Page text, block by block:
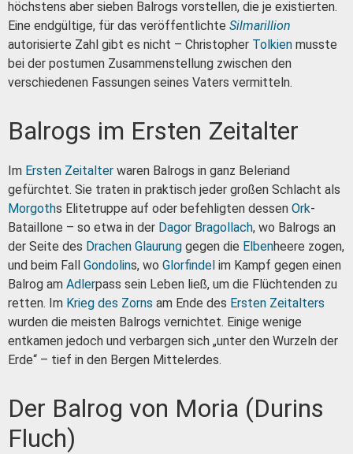
höchstens aber sieben Balrogs vorstellen, die je existierten.
Eine endgültige, für das veröffentlichte Silmarillion
autorisierte Zahl gibt es nicht – Christopher Tolkien musste
bei der postumen Zusammenstellung zwischen den
verschiedenen Fassungen seines Vaters vermitteln.
Balrogs im Ersten Zeitalter
Im Ersten Zeitalter waren Balrogs in ganz Beleriand
gefürchtet. Sie traten in praktisch jeder großen Schlacht als
Morgoths Elitetruppe auf oder befehligten dessen Ork-
Bataillone – so etwa in der Dagor Bragollach, wo Balrogs an
der Seite des Drachen Glaurung gegen die Elbenheere zogen,
und beim Fall Gondolins, wo Glorfindel im Kampf gegen einen
Balrog am Adlerpass sein Leben ließ, um die Flüchtenden zu
retten. Im Krieg des Zorns am Ende des Ersten Zeitalters
wurden die meisten Balrogs vernichtet. Einige wenige
entkamen jedoch und verbargen sich „unter den Wurzeln der
Erde“ – tief in den Bergen Mittelerdes.
Der Balrog von Moria (Durins
Fluch)